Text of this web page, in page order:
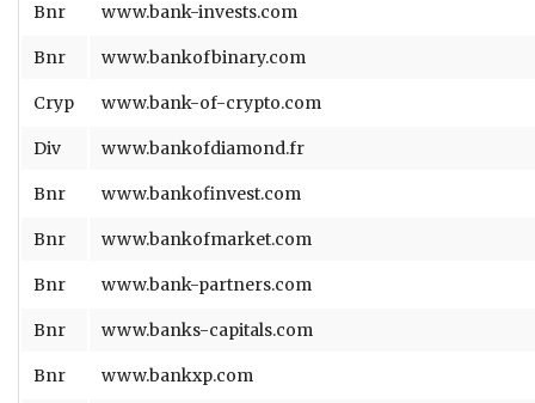
Bnr www.bank-invests.com
Bnr www.bankofbinary.com
Cryp www.bank-of-crypto.com
Div www.bankofdiamond.fr
Bnr www.bankofinvest.com
Bnr www.bankofmarket.com
Bnr www.bank-partners.com
Bnr www.banks-capitals.com
Bnr www.bankxp.com